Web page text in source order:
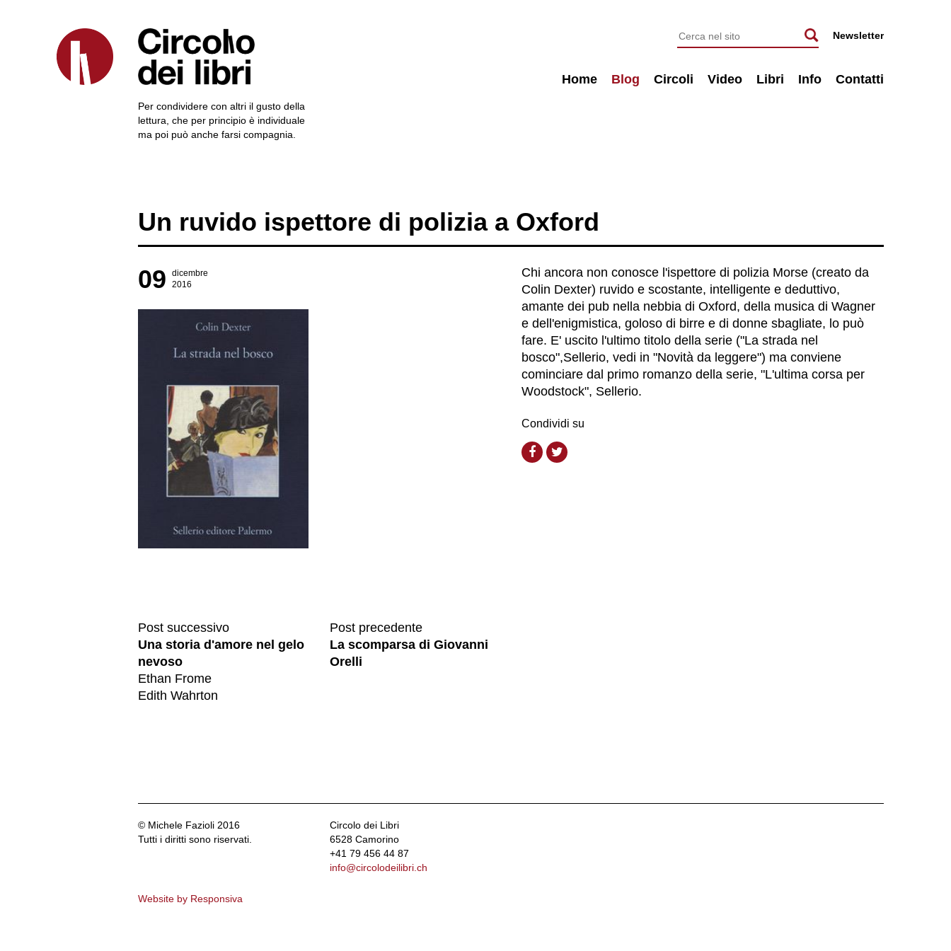
Newsletter
Home Blog Circoli Video Libri Info Contatti
Per condividere con altri il gusto della
lettura, che per principio è individuale
ma poi può anche farsi compagnia.
Un ruvido ispettore di polizia a Oxford
09
dicembre
2016
Chi ancora non conosce l'ispettore di polizia Morse (creato da
Colin Dexter) ruvido e scostante, intelligente e deduttivo,
amante dei pub nella nebbia di Oxford, della musica di Wagner
e dell'enigmistica, goloso di birre e di donne sbagliate, lo può
fare. E' uscito l'ultimo titolo della serie ("La strada nel
bosco",Sellerio, vedi in "Novità da leggere") ma conviene
cominciare dal primo romanzo della serie, "L'ultima corsa per
Woodstock", Sellerio.
Condividi su
Post successivo
Una storia d'amore nel gelo
nevoso
Ethan Frome
Edith Wahrton
Post precedente
La scomparsa di Giovanni
Orelli
© Michele Fazioli 2016
Tutti i diritti sono riservati.
Circolo dei Libri
6528 Camorino
+41 79 456 44 87
info@circolodeilibri.ch
Website by Responsiva